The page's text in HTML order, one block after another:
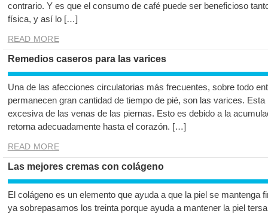
contrario. Y es que el consumo de café puede ser beneficioso
física, y así lo […]
READ MORE
Remedios caseros para las varices
Una de las afecciones circulatorias más frecuentes, sobre todo
permanecen gran cantidad de tiempo de pié, son las varices.
excesiva de las venas de las piernas. Esto es debido a la
retorna adecuadamente hasta el corazón. […]
READ MORE
Las mejores cremas con colágeno
El colágeno es un elemento que ayuda a que la piel se mantenga
ya sobrepasamos los treinta porque ayuda a mantener la piel